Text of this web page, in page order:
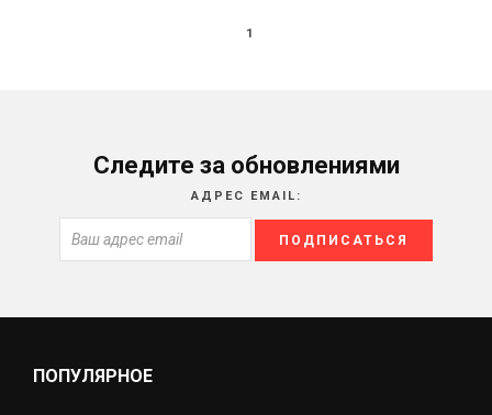
1
Следите за обновлениями
АДРЕС EMAIL:
ПОПУЛЯРНОЕ